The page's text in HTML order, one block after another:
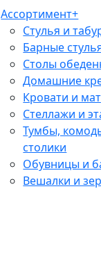
Ассортимент+
Стулья и
Барные
Столы
Домашние
Кровати и
Стеллажи и
Тумбы,
столики
Обувницы и
Вешалки и